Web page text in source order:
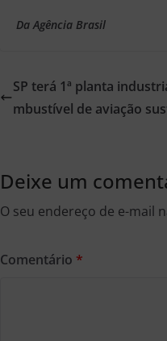
Da Agência Brasil
SP terá 1ª planta
mbustível de aviação
Deixe um
O seu endereço de e-mail
Comentário *